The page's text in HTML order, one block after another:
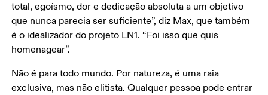
total, egoísmo, dor e dedicação absoluta a um objetivo
que nunca parecia ser suficiente”, diz Max, que também
é o idealizador do projeto LN1. “Foi isso que quis
homenagear”.
Não é para todo mundo. Por natureza, é uma raia
exclusiva, mas não elitista. Qualquer pessoa pode entrar